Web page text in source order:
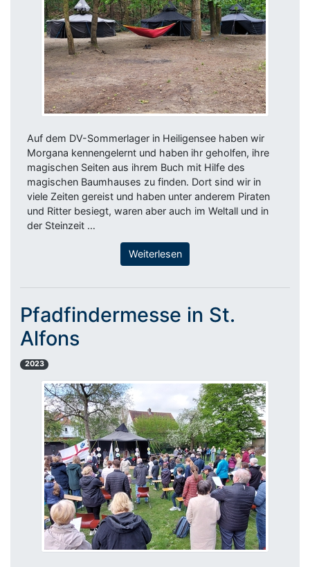
Auf dem DV-Sommerlager in Heiligensee haben wir
Morgana kennengelernt und haben ihr geholfen, ihre
magischen Seiten aus ihrem Buch mit Hilfe des
magischen Baumhauses zu finden. Dort sind wir in
viele Zeiten gereist und haben unter anderem Piraten
und Ritter besiegt, waren aber auch im Weltall und in
der Steinzeit …
Weiterlesen
Pfadfindermesse in St.
Alfons
2023